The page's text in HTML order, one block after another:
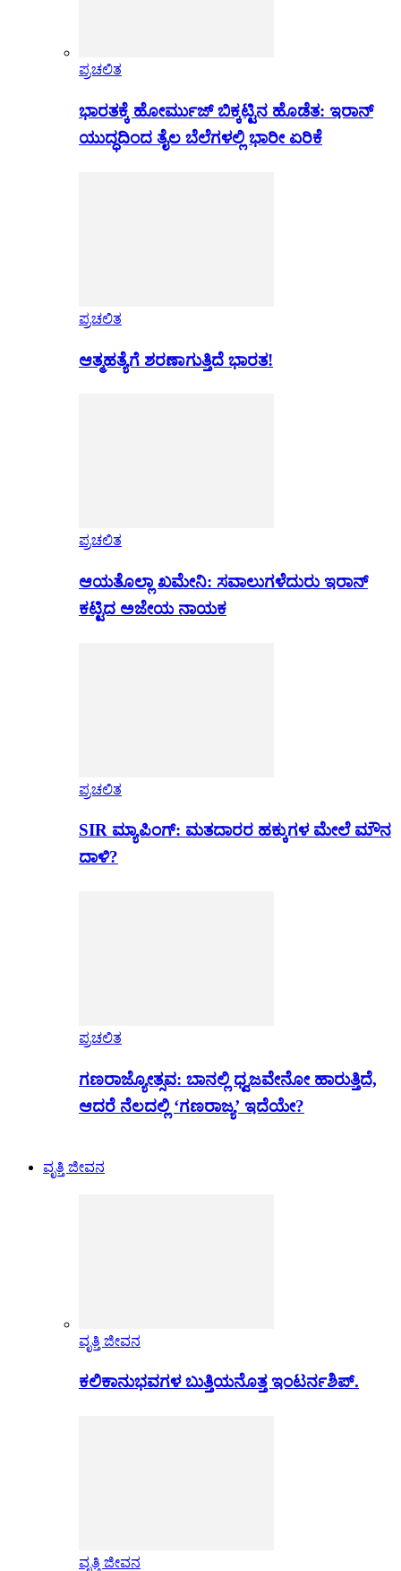
ಪ್ರಚಲಿತ
ಭಾರತಕ್ಕೆ ಹೋರ್ಮುಜ್ ಬಿಕ್ಕಟ್ಟಿನ ಹೊಡೆತ: ಇರಾನ್
ಯುದ್ಧದಿಂದ ತೈಲ ಬೆಲೆಗಳಲ್ಲಿ ಭಾರೀ ಏರಿಕೆ
ಪ್ರಚಲಿತ
ಆತ್ಮಹತ್ಯೆಗೆ ಶರಣಾಗುತ್ತಿದೆ ಭಾರತ!
ಪ್ರಚಲಿತ
ಆಯತೊಲ್ಲಾ ಖಮೇನಿ: ಸವಾಲುಗಳೆದುರು ಇರಾನ್
ಕಟ್ಟಿದ ಅಜೇಯ ನಾಯಕ
ಪ್ರಚಲಿತ
SIR ಮ್ಯಾಪಿಂಗ್: ಮತದಾರರ ಹಕ್ಕುಗಳ ಮೇಲೆ ಮೌನ
ದಾಳಿ?
ಪ್ರಚಲಿತ
ಗಣರಾಜ್ಯೋತ್ಸವ: ಬಾನಲ್ಲಿ ಧ್ವಜವೇನೋ ಹಾರುತ್ತಿದೆ,
ಆದರೆ ನೆಲದಲ್ಲಿ ‘ಗಣರಾಜ್ಯ’ ಇದೆಯೇ?
ವೃತ್ತಿ ಜೀವನ
ವೃತ್ತಿ ಜೀವನ
ಕಲಿಕಾನುಭವಗಳ ಬುತ್ತಿಯನೊತ್ತ ಇಂಟರ್ನಶಿಪ್.
ವೃತ್ತಿ ಜೀವನ